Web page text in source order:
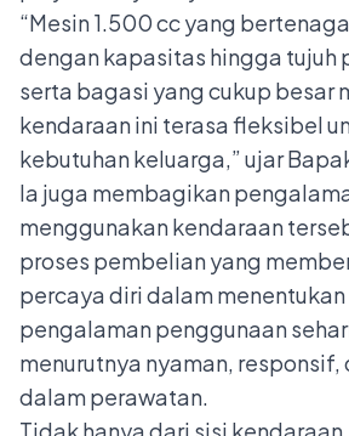
“Mesin 1.500 cc yang
dengan kapasitas hingga tujuh
serta bagasi yang cukup besar
kendaraan ini terasa fleksibel
kebutuhan keluarga,” ujar
Ia juga membagikan
menggunakan kendaraan
proses pembelian yang
percaya diri dalam
pengalaman penggunaan
menurutnya nyaman, responsif,
dalam perawatan.